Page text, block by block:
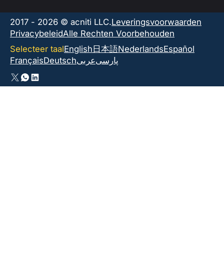
2017 - 2026 © acniti LLC.Leveringsvoorwaarden
PrivacybeleidAlle Rechten Voorbehouden
Selecteer taalEnglish日本語NederlandsEspañol
FrançaisDeutschعربىپارسی